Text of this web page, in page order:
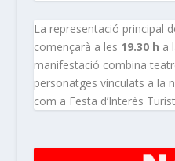
La representació principal
començarà a les 19.30 h a
manifestació combina
personatges vinculats a la
com a Festa d’Interès